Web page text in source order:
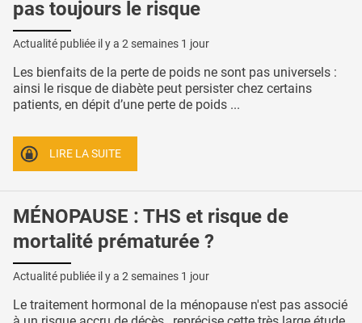
pas toujours le risque
Actualité publiée il y a 2 semaines 1 jour
Les bienfaits de la perte de poids ne sont pas universels :
ainsi le risque de diabète peut persister chez certains
patients, en dépit d’une perte de poids ...
LIRE LA SUITE
MÉNOPAUSE : THS et risque de
mortalité prématurée ?
Actualité publiée il y a 2 semaines 1 jour
Le traitement hormonal de la ménopause n'est pas associé